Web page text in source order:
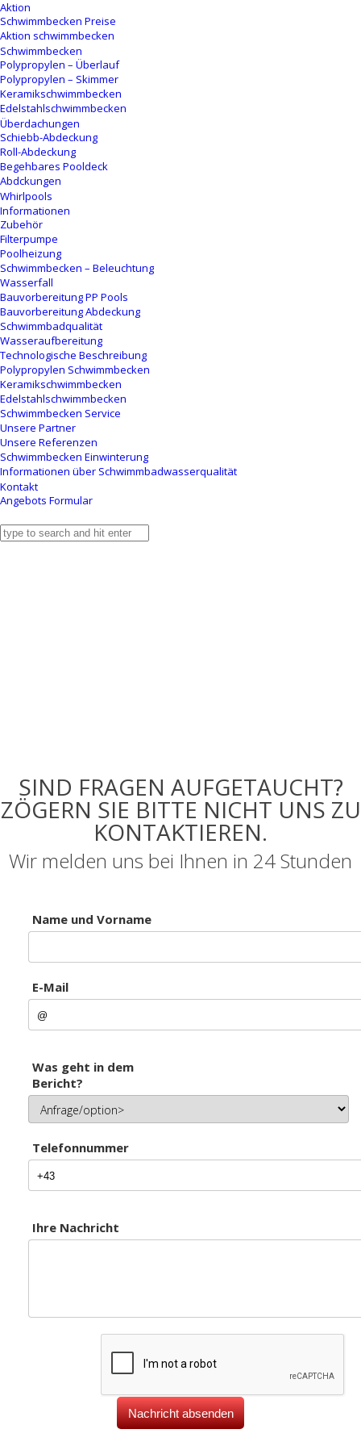
Aktion
Schwimmbecken Preise
Aktion schwimmbecken
Schwimmbecken
Polypropylen – Überlauf
Polypropylen – Skimmer
Keramikschwimmbecken
Edelstahlschwimmbecken
Überdachungen
Schiebb-Abdeckung
Roll-Abdeckung
Begehbares Pooldeck
Abdckungen
Whirlpools
Informationen
Zubehör
Filterpumpe
Poolheizung
Schwimmbecken – Beleuchtung
Wasserfall
Bauvorbereitung PP Pools
Bauvorbereitung Abdeckung
Schwimmbadqualität
Wasseraufbereitung
Technologische Beschreibung
Polypropylen Schwimmbecken
Keramikschwimmbecken
Edelstahlschwimmbecken
Schwimmbecken Service
Unsere Partner
Unsere Referenzen
Schwimmbecken Einwinterung
Informationen über Schwimmbadwasserqualität
Kontakt
Angebots Formular
SIND FRAGEN AUFGETAUCHT?
ZÖGERN SIE BITTE NICHT UNS ZU
KONTAKTIEREN.
Wir melden uns bei Ihnen in 24 Stunden
Name und Vorname
E-Mail
Was geht in dem
Bericht?
Telefonnummer
Ihre Nachricht